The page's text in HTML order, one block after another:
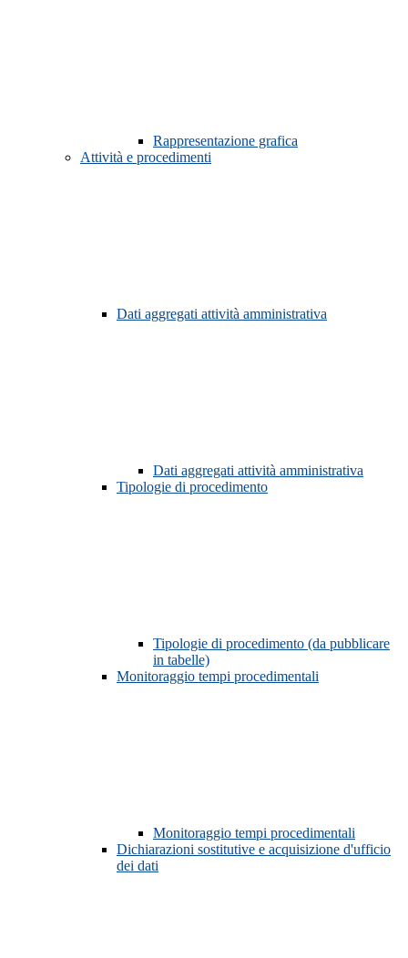
Rappresentazione grafica
Attività e procedimenti
Dati aggregati attività amministrativa
Dati aggregati attività amministrativa
Tipologie di procedimento
Tipologie di procedimento (da pubblicare
in tabelle)
Monitoraggio tempi procedimentali
Monitoraggio tempi procedimentali
Dichiarazioni sostitutive e acquisizione d'ufficio
dei dati